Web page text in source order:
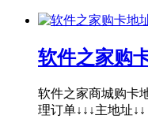
软件之家购
软件之家商城购卡
理订单↓↓↓主地址